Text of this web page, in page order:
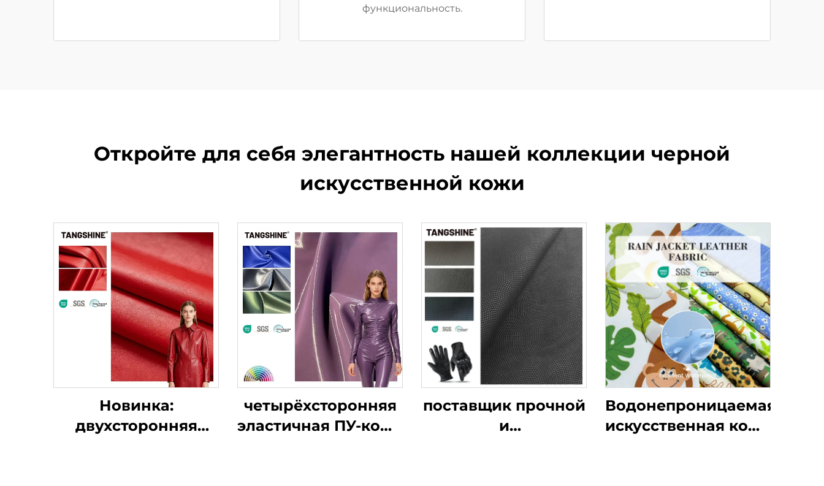
функциональность.
Откройте для себя элегантность нашей коллекции черной
искусственной кожи
Новинка:
двухсторонняя
четырёхсторонняя
эластичная ПУ-кожа
поставщик прочной
и
Водонепроницаемая
искусственная кожа